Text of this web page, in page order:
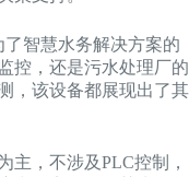
智慧水务解决方案的
控，还是污水处理厂的
，该设备都展现出了其
主，不涉及PLC控制，